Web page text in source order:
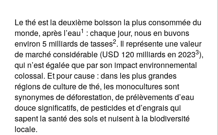
Le thé est la deuxième boisson la plus consommée du
monde, après l’eau1 : chaque jour, nous en buvons
environ 5 milliards de tasses2. Il représente une valeur
de marché considérable (USD 120 milliards en 20233),
qui n’est égalée que par son impact environnemental
colossal. Et pour cause : dans les plus grandes
régions de culture de thé, les monocultures sont
synonymes de déforestation, de prélèvements d’eau
douce significatifs, de pesticides et d’engrais qui
sapent la santé des sols et nuisent à la biodiversité
locale.